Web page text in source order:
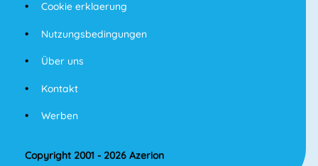
Cookie erklaerung
Nutzungsbedingungen
Über uns
Kontakt
Werben
Copyright 2001 - 2026 Azerion